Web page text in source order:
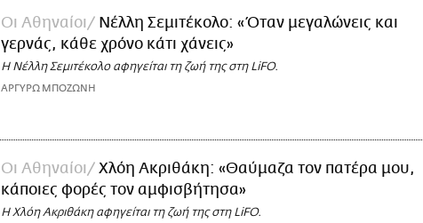
Οι Αθηναίοι
Νέλλη Σεμιτέκολο: «Όταν μεγαλώνεις και
γερνάς, κάθε χρόνο κάτι χάνεις»
Η Νέλλη Σεμιτέκολο αφηγείται τη ζωή της στη LiFO.
ΑΡΓΥΡΩ ΜΠΟΖΩΝΗ
Οι Αθηναίοι
Χλόη Ακριθάκη: «Θαύμαζα τον πατέρα μου,
κάποιες φορές τον αμφισβήτησα»
Η Χλόη Ακριθάκη αφηγείται τη ζωή της στη LiFO.